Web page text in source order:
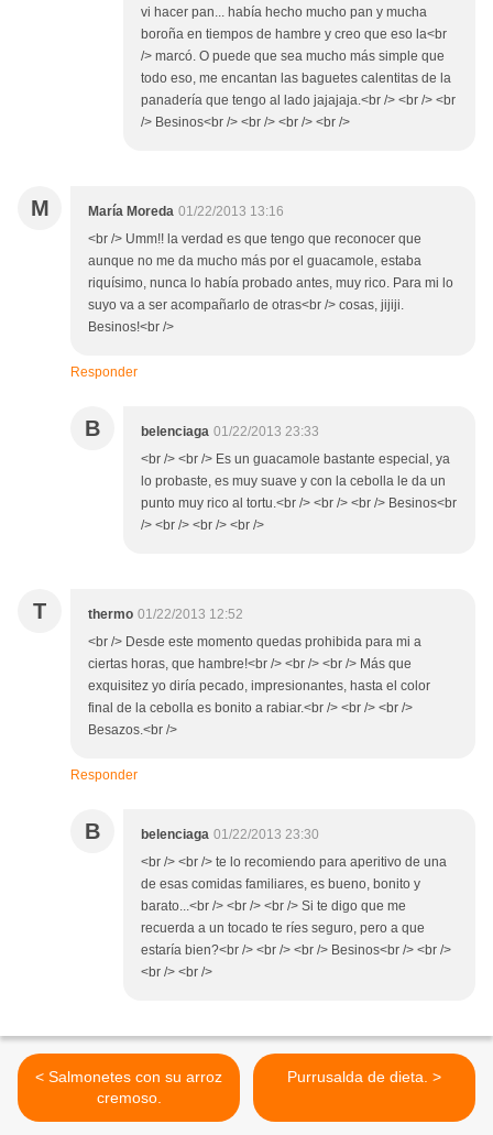
vi hacer pan... había hecho mucho pan y mucha
boroña en tiempos de hambre y creo que eso la<br
/> marcó. O puede que sea mucho más simple que
todo eso, me encantan las baguetes calentitas de la
panadería que tengo al lado jajajaja.<br /> <br /> <br
/> Besinos<br /> <br /> <br /> <br />
M María Moreda 01/22/2013 13:16
<br /> Umm!! la verdad es que tengo que reconocer que
aunque no me da mucho más por el guacamole, estaba
riquísimo, nunca lo había probado antes, muy rico. Para mi lo
suyo va a ser acompañarlo de otras<br /> cosas, jijiji.
Besinos!<br />
Responder
B belenciaga 01/22/2013 23:33
<br /> <br /> Es un guacamole bastante especial, ya
lo probaste, es muy suave y con la cebolla le da un
punto muy rico al tortu.<br /> <br /> <br /> Besinos<br
/> <br /> <br /> <br />
T thermo 01/22/2013 12:52
<br /> Desde este momento quedas prohibida para mi a
ciertas horas, que hambre!<br /> <br /> <br /> Más que
exquisitez yo diría pecado, impresionantes, hasta el color
final de la cebolla es bonito a rabiar.<br /> <br /> <br />
Besazos.<br />
Responder
B belenciaga 01/22/2013 23:30
<br /> <br /> te lo recomiendo para aperitivo de una
de esas comidas familiares, es bueno, bonito y
barato...<br /> <br /> <br /> Si te digo que me
recuerda a un tocado te ríes seguro, pero a que
estaría bien?<br /> <br /> <br /> Besinos<br /> <br />
<br /> <br />
< Salmonetes con su arroz
cremoso.
Purrusalda de dieta. >